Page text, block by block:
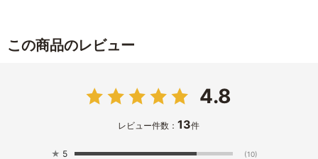
この商品のレビュー
4.8
レビュー件数：13件
★ 5 (10)